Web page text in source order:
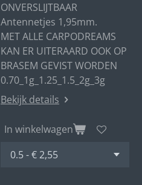
ONVERSLIJTBAAR
Antennetjes 1,95mm.
MET ALLE CARPODREAMS
KAN ER UITERAARD OOK OP
BRASEM GEVIST WORDEN
0.70_1g_1.25_1.5_2g_3g
Bekijk details
In winkelwagen